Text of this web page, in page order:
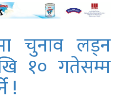
चुनाव लड्न
१० गतेसम्म
!